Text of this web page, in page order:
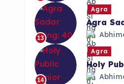
13
Agra
Agra
14
Agra
Holy